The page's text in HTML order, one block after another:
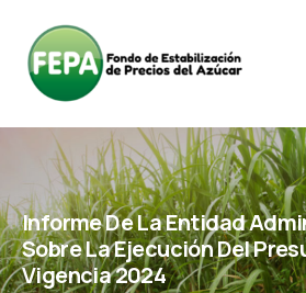
Informe De La Entidad
Sobre La Ejecución Del
Vigencia 2024